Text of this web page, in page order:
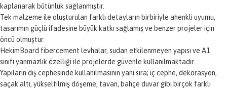
kaplanarak bütünlük sağlanmıştır.
Tek malzeme ile oluşturulan farklı detayların birbiriyle ahenkli uyumu,
tasarımın güçlü ifadesine büyük katkı sağlamış ve benzer projeler için
öncü olmuştur.
HekimBoard fibercement levhalar, sudan etkilenmeyen yapısı ve A1
sınıfı yanmazlık özelliği ile projelerde güvenle kullanılmaktadır.
Yapıların dış cephesinde kullanılmasının yanı sıra; iç cephe, dekorasyon,
saçak altı, yükseltilmiş döşeme, tavan, bahçe duvar gibi birçok farklı